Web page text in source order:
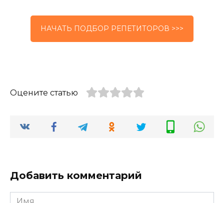
НАЧАТЬ ПОДБОР РЕПЕТИТОРОВ >>>
Оцените статью
Добавить комментарий
Имя